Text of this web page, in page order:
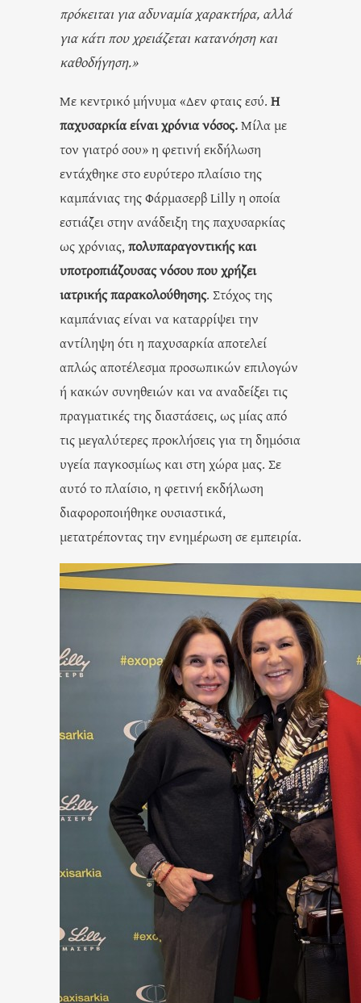
πρόκειται για αδυναμία χαρακτήρα, αλλά
για κάτι που χρειάζεται κατανόηση και
καθοδήγηση.»
Με κεντρικό μήνυμα «Δεν φταις εσύ. Η
παχυσαρκία είναι χρόνια νόσος.Μίλα με
τον γιατρό σου» η φετινή εκδήλωση
εντάχθηκε στο ευρύτερο πλαίσιο της
καμπάνιας της Φάρμασερβ Lilly η οποία
εστιάζει στην ανάδειξη της παχυσαρκίας
ως χρόνιας,πολυπαραγοντικής και
υποτροπιάζουσας νόσου που χρήζει
ιατρικής παρακολούθησης. Στόχος της
καμπάνιας είναι να καταρρίψει την
αντίληψη ότι η παχυσαρκία αποτελεί
απλώς αποτέλεσμα προσωπικών επιλογών
ή κακών συνηθειών και να αναδείξει τις
πραγματικές της διαστάσεις, ως μίας από
τις μεγαλύτερες προκλήσεις για τη δημόσια
υγεία παγκοσμίως και στη χώρα μας. Σε
αυτό το πλαίσιο, η φετινή εκδήλωση
διαφοροποιήθηκε ουσιαστικά,
μετατρέποντας την ενημέρωση σε εμπειρία.